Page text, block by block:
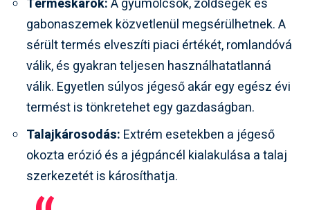
gabonaszemek közvetlenül megsérülhetnek. A
sérült termés elveszíti piaci értékét, romlandóvá
válik, és gyakran teljesen használhatatlanná
válik. Egyetlen súlyos jégeső akár egy egész évi
termést is tönkretehet egy gazdaságban.
Talajkárosodás: Extrém esetekben a jégeső
okozta erózió és a jégpáncél kialakulása a talaj
szerkezetét is károsíthatja.